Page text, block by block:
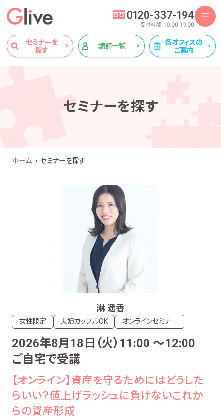
セミナーを
探す
講師一覧
各オフィスの
ご案内
セミナーを探す
ホーム セミナーを探す
淋 遥香
女性限定 夫婦カップルOK オンラインセミナー
2026年8月18日（火）11:00 〜12:00
ご自宅で受講
【オンライン】資産を守るためにはどうした
らいい？値上げラッシュに負けないこれか
らの資産形成